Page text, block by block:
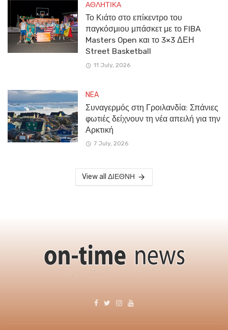
ΑΘΛΗΤΙΚΑ
Το Κιάτο στο επίκεντρο του
παγκόσμιου μπάσκετ με το FIBA
Masters Open και το 3×3 ΔΕΗ
Street Basketball
11 July, 2026
NEA
Συναγερμός στη Γροιλανδία: Σπάνιες
φωτιές δείχνουν τη νέα απειλή για την
Αρκτική
7 July, 2026
View all ΔΙΕΘΝΗ